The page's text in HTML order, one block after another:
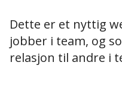
Dette er et nyttig
jobber i team, og
relasjon til andre i